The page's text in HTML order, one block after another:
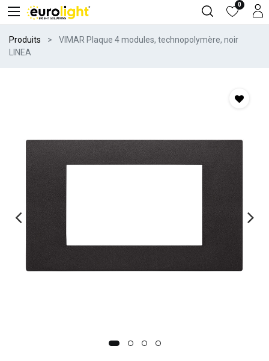
0
Produits
VIMAR Plaque 4 modules, technopolymère, noir
LINEA